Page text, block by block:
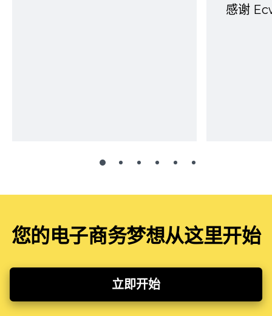
感谢
您的电子商务梦想从这里开始
立即开始